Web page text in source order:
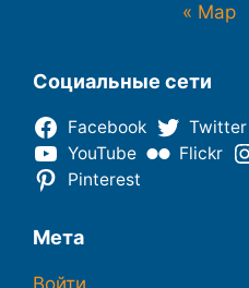
« Мар
Социальные сети
Facebook Twitter
YouTube
Flickr
Pinterest
Мета